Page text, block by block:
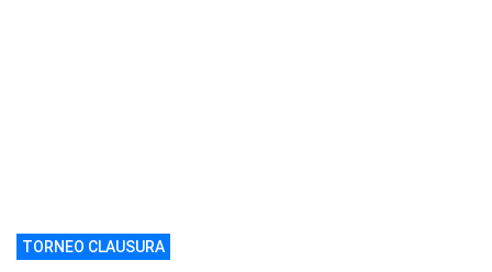
TORNEO CLAUSURA